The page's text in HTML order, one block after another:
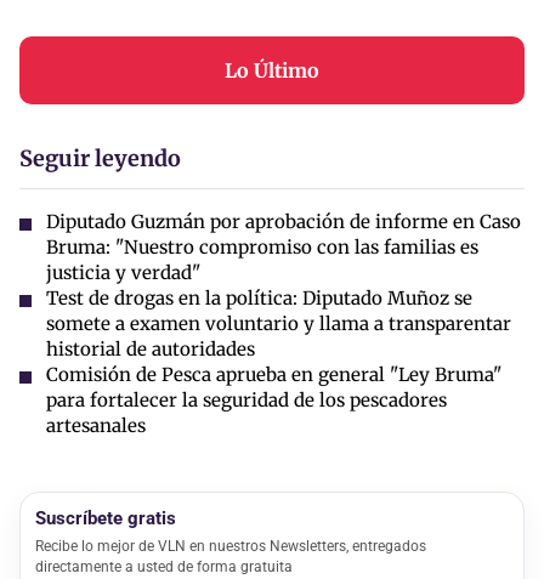
Lo Último
Seguir leyendo
Diputado Guzmán por aprobación de informe en Caso
Bruma: "Nuestro compromiso con las familias es
justicia y verdad"
Test de drogas en la política: Diputado Muñoz se
somete a examen voluntario y llama a transparentar
historial de autoridades
Comisión de Pesca aprueba en general "Ley Bruma"
para fortalecer la seguridad de los pescadores
artesanales
Suscríbete gratis
Recibe lo mejor de VLN en nuestros Newsletters, entregados
directamente a usted de forma gratuita